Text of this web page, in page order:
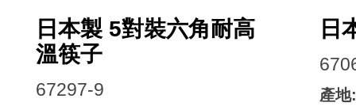
日本製 5對裝六角耐高
溫筷子
67297-9
日
產地: